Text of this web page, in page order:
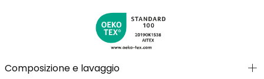
offrendo funzionalità e comfort durante l'uso. Un'opzione
divertente e pratica per l'estate.
Composizione e lavaggio